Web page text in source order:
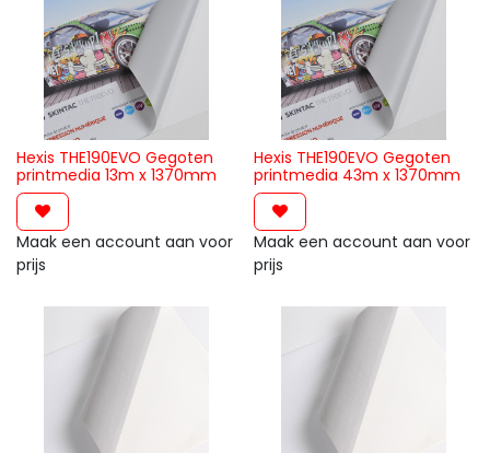
Hexis THE190EVO Gegoten
printmedia 13m x 1370mm
Maak een account aan voor
prijs
Hexis THE190EVO Gegoten
printmedia 43m x 1370mm
Maak een account aan voor
prijs